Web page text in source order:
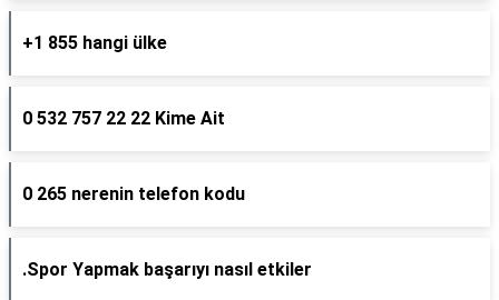
+1 855 hangi ülke
0 532 757 22 22 Kime Ait
0 265 nerenin telefon kodu
.Spor Yapmak başarıyı nasıl etkiler